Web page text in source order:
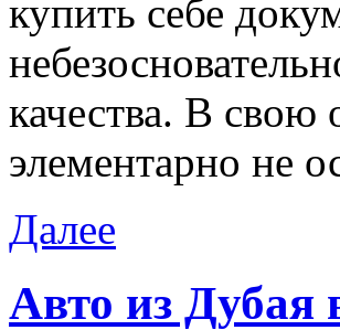
купить себе
качества. В свою
элементарно не
Далее
Авто из